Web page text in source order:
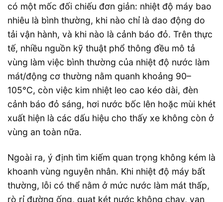
có một mốc đối chiếu đơn giản: nhiệt độ máy bao
nhiêu là bình thường, khi nào chỉ là dao động do
tải vận hành, và khi nào là cảnh báo đỏ. Trên thực
tế, nhiều nguồn kỹ thuật phổ thông đều mô tả
vùng làm việc bình thường của nhiệt độ nước làm
mát/động cơ thường nằm quanh khoảng 90–
105°C, còn việc kim nhiệt leo cao kéo dài, đèn
cảnh báo đỏ sáng, hơi nước bốc lên hoặc mùi khét
xuất hiện là các dấu hiệu cho thấy xe không còn ở
vùng an toàn nữa.
Ngoài ra, ý định tìm kiếm quan trọng không kém là
khoanh vùng nguyên nhân. Khi nhiệt độ máy bất
thường, lỗi có thể nằm ở mức nước làm mát thấp,
rò rỉ đường ống, quạt két nước không chạy, van